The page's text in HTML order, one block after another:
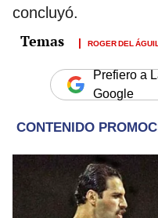
concluyó.
ROGER DEL
Prefiero a
Google